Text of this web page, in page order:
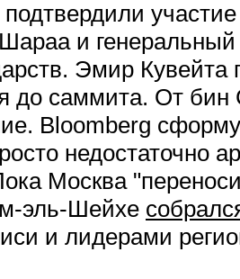
и генеральный
Эмир Кувейта
до саммита. От
Bloomberg
недостаточно
Москва
эль-Шейхе
и лидерами